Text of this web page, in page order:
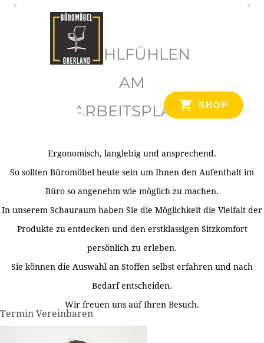
SHOP
WOHLFÜHLEN
AM
ARBEITSPLATZ
Ergonomisch, langlebig und ansprechend.
So sollten Büromöbel heute sein um Ihnen den Aufenthalt im
Büro so angenehm wie möglich zu machen.
In unserem Schauraum haben Sie die Möglichkeit die Vielfalt der
Produkte zu entdecken und den erstklassigen Sitzkomfort
persönlich zu erleben.
Sie können die Auswahl an Stoffen selbst erfahren und nach
Bedarf entscheiden.
Wir freuen uns auf Ihren Besuch.
Termin Vereinbaren